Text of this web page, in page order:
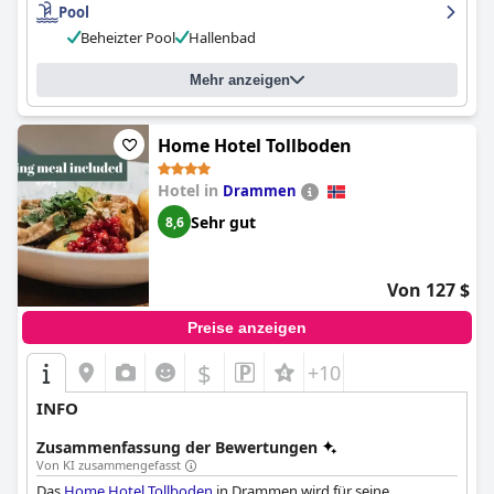
Pool
Beheizter Pool
Hallenbad
Mehr anzeigen
Home Hotel Tollboden
Hotel in Drammen
8,6 Sehr gut
Von 127 $
Preise anzeigen
$ +10
INFO
Zusammenfassung der Bewertungen
Von KI zusammengefasst